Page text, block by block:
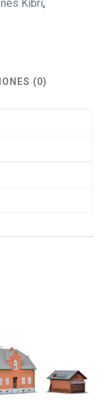
Kibri,
(0)